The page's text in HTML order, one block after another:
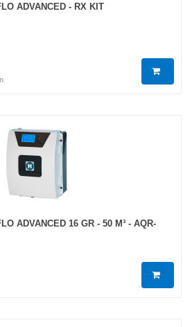
ADVANCED - RX KIT
ADVANCED 16 GR - 50 M³ - AQR-